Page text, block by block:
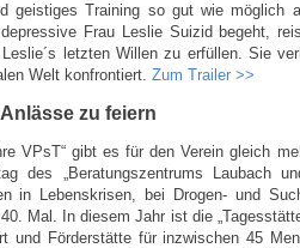
geistiges Training so gut wie möglich
Frau Leslie Suizid begeht,
letzten Willen zu erfüllen. Sie
Welt konfrontiert. Zum Trailer >>
zu feiern
VPsT“ gibt es für den Verein gleich
des „Beratungszentrums Laubach
in Lebenskrisen, bei Drogen- und
Mal. In diesem Jahr ist die
und Förderstätte für inzwischen 45